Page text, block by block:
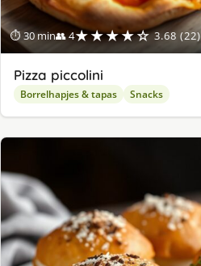
⏱ 30 min👥 4★★★★☆ 3.68 (22)
Pizza piccolini
Borrelhapjes & tapas Snacks